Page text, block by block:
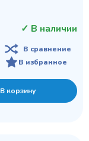
✓ В наличии
В сравнение
В избранное
В корзину